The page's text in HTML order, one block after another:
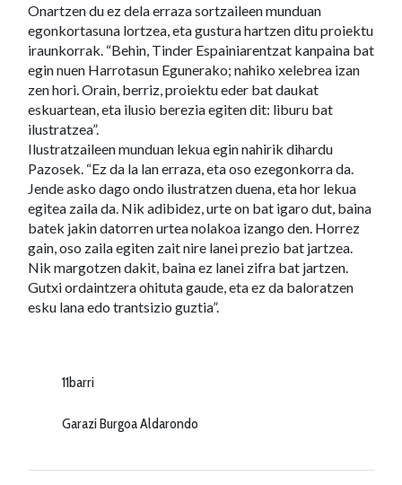
Onartzen du ez dela erraza sortzaileen munduan
egonkortasuna lortzea, eta gustura hartzen ditu proiektu
iraunkorrak. “Behin, Tinder Espainiarentzat kanpaina bat
egin nuen Harrotasun Egunerako; nahiko xelebrea izan
zen hori. Orain, berriz, proiektu eder bat daukat
eskuartean, eta ilusio berezia egiten dit: liburu bat
ilustratzea”.
Ilustratzaileen munduan lekua egin nahirik dihardu
Pazosek. “Ez da la lan erraza, eta oso ezegonkorra da.
Jende asko dago ondo ilustratzen duena, eta hor lekua
egitea zaila da. Nik adibidez, urte on bat igaro dut, baina
batek jakin datorren urtea nolakoa izango den. Horrez
gain, oso zaila egiten zait nire lanei prezio bat jartzea.
Nik margotzen dakit, baina ez lanei zifra bat jartzen.
Gutxi ordaintzera ohituta gaude, eta ez da baloratzen
esku lana edo trantsizio guztia”.
11barri
Garazi Burgoa Aldarondo